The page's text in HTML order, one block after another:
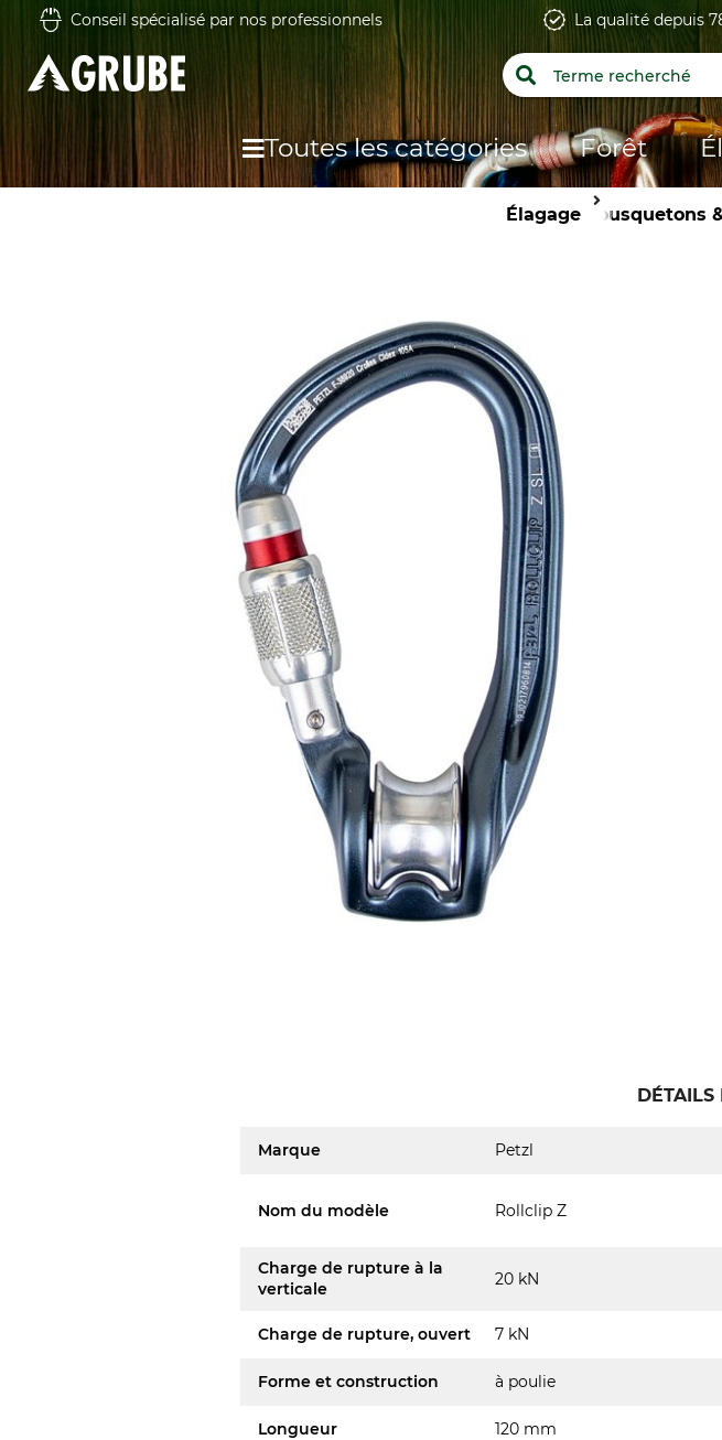
Conseil spécialisé par nos professionnels La qualité depuis
Toutes les catégories Forêt
Élagage Mousquetons
DÉTAILS
Marque Petzl
Nom du modèle Rollclip Z
Charge de rupture à la
verticale
20 kN
Charge de rupture, ouvert 7 kN
Forme et construction à poulie
Longueur 120 mm